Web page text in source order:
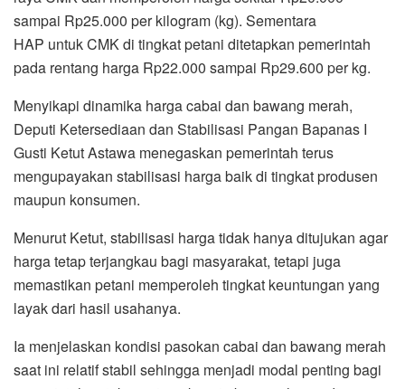
sampai Rp25.000 per kilogram (kg). Sementara
HAP untuk CMK di tingkat petani ditetapkan pemerintah
pada rentang harga Rp22.000 sampai Rp29.600 per kg.
Menyikapi dinamika harga cabai dan bawang merah,
Deputi Ketersediaan dan Stabilisasi Pangan Bapanas I
Gusti Ketut Astawa menegaskan pemerintah terus
mengupayakan stabilisasi harga baik di tingkat produsen
maupun konsumen.
Menurut Ketut, stabilisasi harga tidak hanya ditujukan agar
harga tetap terjangkau bagi masyarakat, tetapi juga
memastikan petani memperoleh tingkat keuntungan yang
layak dari hasil usahanya.
Ia menjelaskan kondisi pasokan cabai dan bawang merah
saat ini relatif stabil sehingga menjadi modal penting bagi